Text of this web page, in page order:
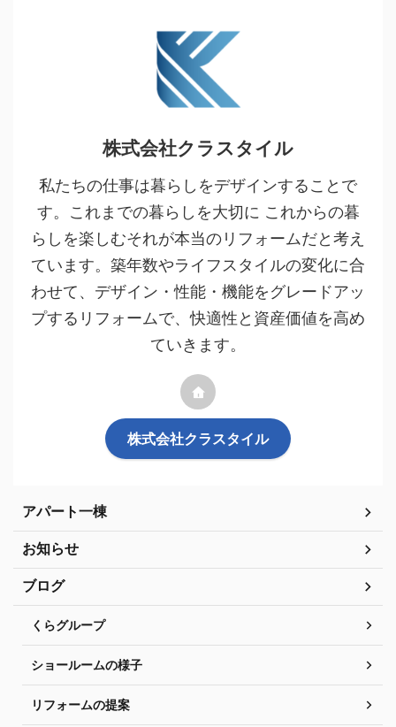
株式会社クラスタイル
私たちの仕事は暮らしをデザインすることで
す。これまでの暮らしを大切に これからの暮
らしを楽しむそれが本当のリフォームだと考え
ています。築年数やライフスタイルの変化に合
わせて、デザイン・性能・機能をグレードアッ
プするリフォームで、快適性と資産価値を高め
ていきます。
株式会社クラスタイル
アパート一棟
お知らせ
ブログ
くらグループ
ショールームの様子
リフォームの提案